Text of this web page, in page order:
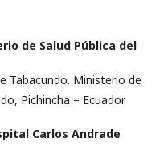
de Salud Pública del
Tabacundo. Ministerio de
Pichincha – Ecuador.
Carlos Andrade